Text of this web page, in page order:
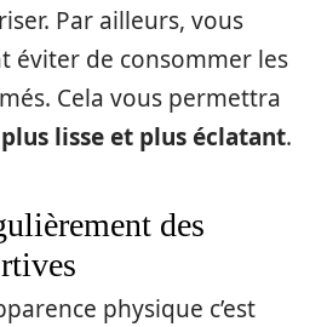
Par ailleurs, vous
éviter de consommer les
Cela vous permettra
lisse et plus éclatant.
des
physique c’est